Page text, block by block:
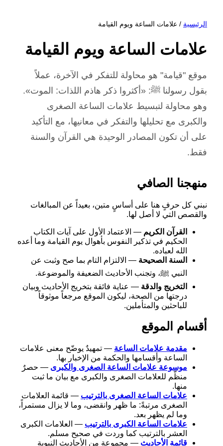
الرئيسية / علامات الساعة ويوم القيامة
علامات الساعة ويوم القيامة
موقع "قيامة" هو محاولة للتفكر في الآخرة، عملاً
بقول رسولنا ﷺ: «أكثروا ذكر هاذم اللذات: الموت».
وهو محاولة لتبسيط علامات الساعة الصغرى
والكبرى مع تحليلها والتفكر في معانيها، مع التأكيد
على أن تكون المصادر الوحيدة هي القرآن والسنة
فقط.
منهجنا الصافي
نبني كل حرفٍ هنا على أساسٍ متين، بعيداً عن المبالغات
والقصص التي لا أصل لها.
القرآن الكريم — الاعتماد الأول على آيات الكتاب
الحكيم في تذكير النفوس بأهوال يوم القيامة وما أعده
الله لعباده.
السنة الصحيحة — الالتزام التام بما صح وثبت عن
النبي ﷺ، وتجنب الأحاديث الضعيفة والموضوعة.
التخريج والدقة — عناية فائقة بتخريج الأحاديث وبيان
درجتها من الصحة، ليكون الموقع مرجعاً موثوقاً
للباحثين والمتأملين.
أقسام الموقع
مقدمة علامات الساعة — تمهيدٌ يوضّح معنى علامات
الساعة وأقسامها والحكمة من الإخبار بها.
موسوعة علامات الساعة الصغرى والكبرى — حصرٌ
منظّم للعلامات الصغرى والكبرى مع بيان ما ثبت
منها.
علامات الساعة الصغرى بالترتيب — قائمة العلامات
الصغرى مرتبةً: ما ظهر وانقضى، وما لا يزال مستمراً،
وما لم يظهر بعد.
علامات الساعة الكبرى بالترتيب — العلامات الكبرى
العشر بالترتيب كما وردت في صحيح مسلم.
قائمة الأحاديث — مجموعة من الأحاديث النبوية